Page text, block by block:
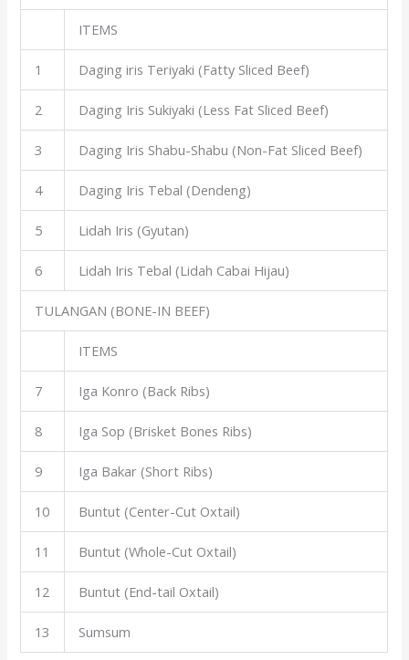
ITEMS
1 Daging iris Teriyaki (Fatty Sliced Beef)
2 Daging Iris Sukiyaki (Less Fat Sliced Beef)
3 Daging Iris Shabu-Shabu (Non-Fat Sliced Beef)
4 Daging Iris Tebal (Dendeng)
5 Lidah Iris (Gyutan)
6 Lidah Iris Tebal (Lidah Cabai Hijau)
TULANGAN (BONE-IN BEEF)
ITEMS
7 Iga Konro (Back Ribs)
8 Iga Sop (Brisket Bones Ribs)
9 Iga Bakar (Short Ribs)
10 Buntut (Center-Cut Oxtail)
11 Buntut (Whole-Cut Oxtail)
12 Buntut (End-tail Oxtail)
13 Sumsum